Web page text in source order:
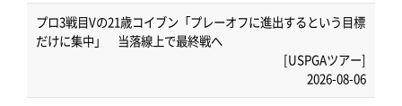
プロ3戦目Vの21歳コイブン「プレーオフに進出するという目標
だけに集中」 当落線上で最終戦へ
[USPGAツアー]
2026-08-06